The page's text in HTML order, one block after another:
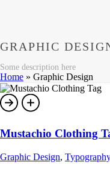
GRAPHIC
Some description here
Home » Graphic Design
Mustachio Clothing
Graphic Design,